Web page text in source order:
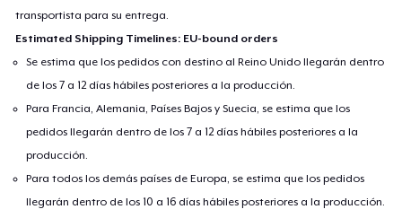
transportista para su entrega.
Estimated Shipping Timelines: EU-bound orders
Se estima que los pedidos con destino al Reino Unido llegarán dentro
de los 7 a 12 días hábiles posteriores a la producción.
Para Francia, Alemania, Países Bajos y Suecia, se estima que los
pedidos llegarán dentro de los 7 a 12 días hábiles posteriores a la
producción.
Para todos los demás países de Europa, se estima que los pedidos
llegarán dentro de los 10 a 16 días hábiles posteriores a la producción.